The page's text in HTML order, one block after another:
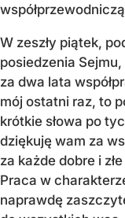
W zeszły piątek,
posiedzenia Sejmu,
za dwa lata
mój ostatni raz, to
krótkie słowa po
dziękuję wam za
za każde dobre i
Praca w
naprawdę